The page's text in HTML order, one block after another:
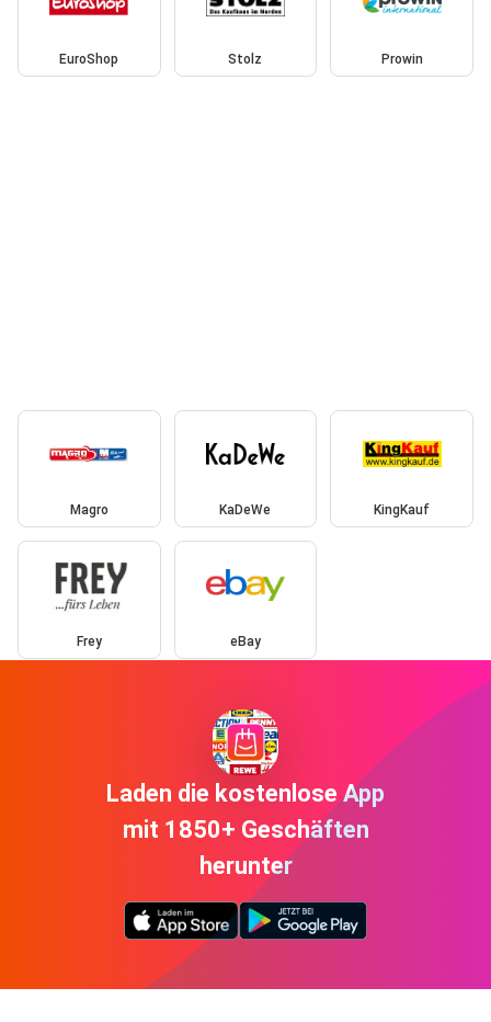
EuroShop Stolz Prowin
Magro KaDeWe KingKauf
Frey eBay
Laden die kostenlose App
mit 1850+ Geschäften
herunter